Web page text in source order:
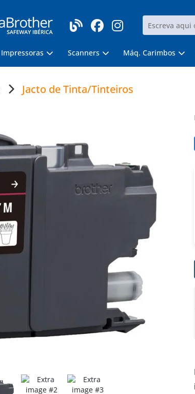
Impressoras Scanners Máq. Carimbos
Jacto de Tinta/Tinteiros